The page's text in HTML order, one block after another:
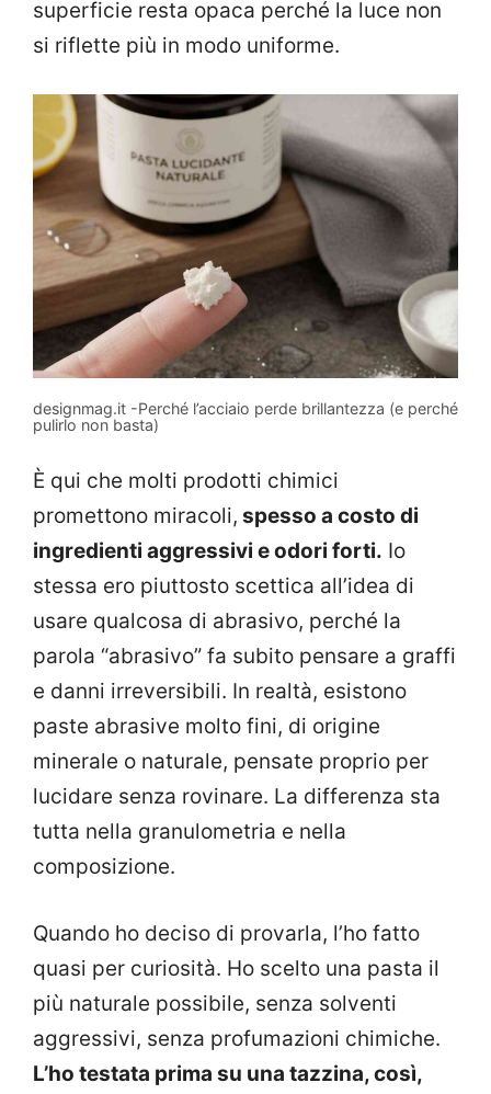
superficie resta opaca perché la luce non
si riflette più in modo uniforme.
designmag.it -Perché l’acciaio perde brillantezza (e perché
pulirlo non basta)
È qui che molti prodotti chimici
promettono miracoli, spesso a costo di
ingredienti aggressivi e odori forti. Io
stessa ero piuttosto scettica all’idea di
usare qualcosa di abrasivo, perché la
parola “abrasivo” fa subito pensare a graffi
e danni irreversibili. In realtà, esistono
paste abrasive molto fini, di origine
minerale o naturale, pensate proprio per
lucidare senza rovinare. La differenza sta
tutta nella granulometria e nella
composizione.
Quando ho deciso di provarla, l’ho fatto
quasi per curiosità. Ho scelto una pasta il
più naturale possibile, senza solventi
aggressivi, senza profumazioni chimiche.
L’ho testata prima su una tazzina, così,